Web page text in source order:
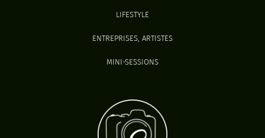
LIFESTYLE
ENTREPRISES, ARTISTES
MINI-SESSIONS